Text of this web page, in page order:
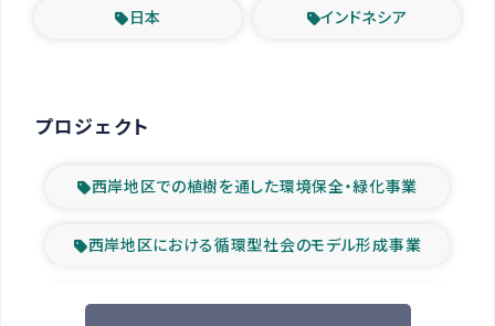
日本 インドネシア
プロジェクト
西岸地区での植樹を通した環境保全・緑化事業
西岸地区における循環型社会のモデル形成事業
ツアー参加者の声